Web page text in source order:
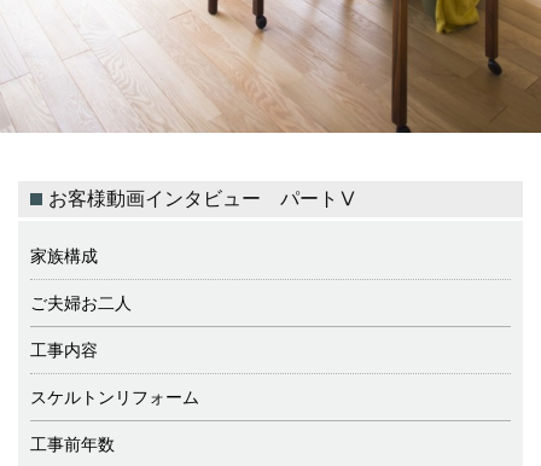
お客様動画インタビュー パートⅤ
家族構成
ご夫婦お二人
工事内容
スケルトンリフォーム
工事前年数